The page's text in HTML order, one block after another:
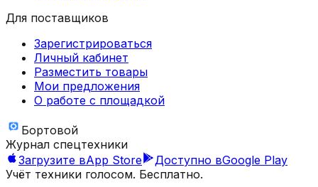
Для поставщиков
Зарегистрироваться
Личный кабинет
Разместить товары
Мои предложения
О работе с площадкой
Бортовой
Журнал спецтехники
Загрузите вApp Store Доступно вGoogle Play
Учёт техники голосом. Бесплатно.